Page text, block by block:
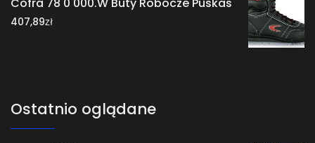
407,89zł
Ostatnio oglądane